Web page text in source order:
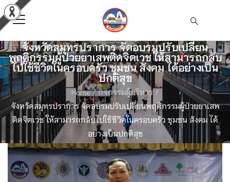
จังหวัดสมุทรปราการ จัดอบรมปรับเปลี่ยน
พฤติกรรมผู้ป่วยยาเสพติดจิตเวช ให้สามารถกลับ
ไปใช้ชีวิตในครอบครัว ชุมชน สังคม ได้อย่างเป็น
ปกติสุข
Home/ กิจกรรมผู้บริหาร/
จังหวัดสมุทรปราการ จัดอบรมปรับเปลี่ยนพฤติกรรมผู้ป่วยยาเสพ
ติดจิตเวช ให้สามารถกลับไปใช้ชีวิตในครอบครัว ชุมชน สังคม ได้
อย่างเป็นปกติสุข